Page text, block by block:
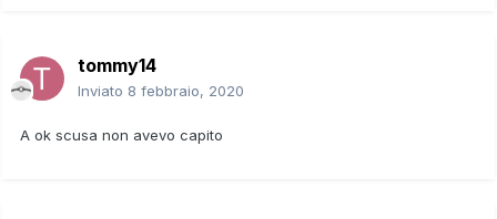
tommy14
Inviato 8 febbraio, 2020
A ok scusa non avevo capito